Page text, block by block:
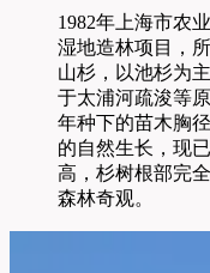
1982年上海市农
湿地造林项目，
山杉，以池杉为
于太浦河疏浚等
年种下的苗木胸
的自然生长，现
高，杉树根部完
森林奇观。